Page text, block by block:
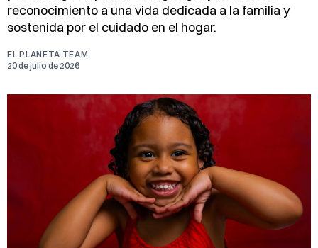
reconocimiento a una vida dedicada a la familia y
sostenida por el cuidado en el hogar.
EL PLANETA TEAM
20 de julio de 2026